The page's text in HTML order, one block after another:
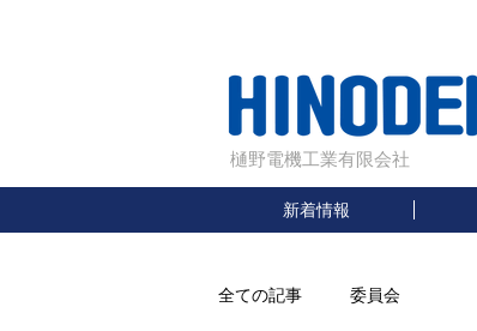
樋野電機工業有限会社
新着情報
全ての記事 委員会